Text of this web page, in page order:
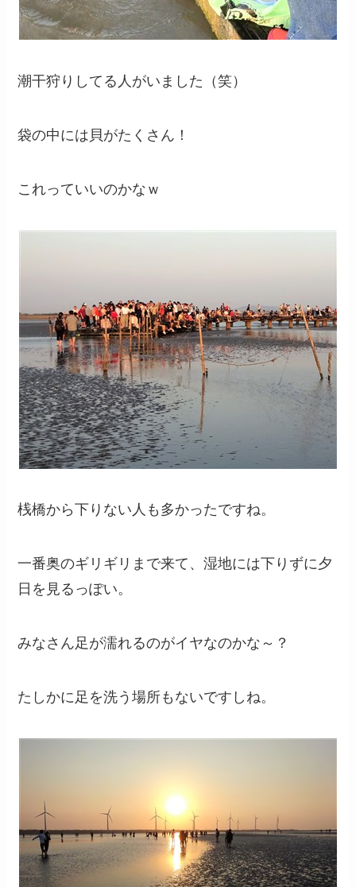
潮干狩りしてる人がいました（笑）
袋の中には貝がたくさん！
これっていいのかなｗ
桟橋から下りない人も多かったですね。
一番奥のギリギリまで来て、湿地には下りずに夕
日を見るっぽい。
みなさん足が濡れるのがイヤなのかな～？
たしかに足を洗う場所もないですしね。